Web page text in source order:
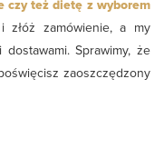
czy też dietę z wyborem
zamówienie, a my
Sprawimy, że
zaoszczędzony